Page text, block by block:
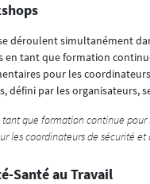
déroulent simultanément
en tant que formation
pour les
défini par les organisateurs,
que formation continue
les coordinateurs de sécurité et
Santé au Travail